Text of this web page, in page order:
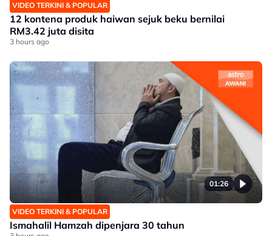
VIDEO TERKINI & POPULAR
12 kontena produk haiwan sejuk beku bernilai
RM3.42 juta disita
3 hours ago
01:26
VIDEO TERKINI & POPULAR
Ismahalil Hamzah dipenjara 30 tahun